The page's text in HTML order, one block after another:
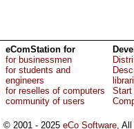
eComStation for
for businessmen
for students and
engineers
for reselles of computers
community of users
Start
© 2001 - 2025 eCo Software, All